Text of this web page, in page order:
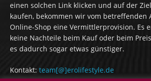
einen solchen Link klicken und auf der
kaufen, bekommen wir vom betreffenden
Online-Shop eine Vermittlerprovision. Es
keine Nachteile beim Kauf oder beim
es dadurch sogar etwas günstiger.
Kontakt: team[@]erolifestyle.de